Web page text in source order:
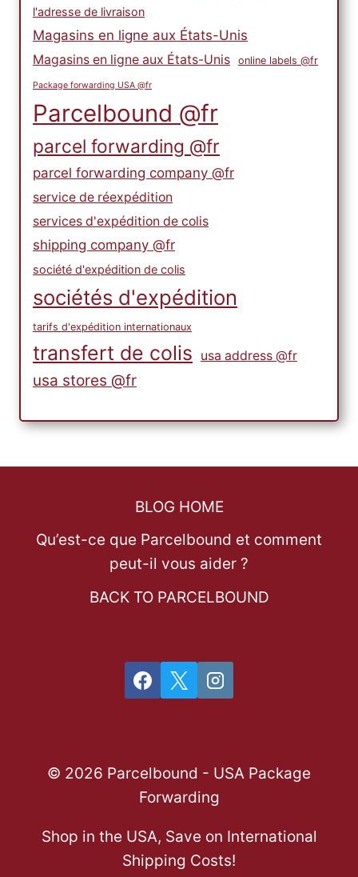
l'adresse de livraison
Magasins en ligne aux États-Unis
Magasins en ligne aux États-Unis online labels @fr
Package forwarding USA @fr
Parcelbound @fr
parcel forwarding @fr
parcel forwarding company @fr
service de réexpédition
services d'expédition de colis
shipping company @fr
société d'expédition de colis
sociétés d'expédition
tarifs d'expédition internationaux
transfert de colis usa address @fr
usa stores @fr
BLOG HOME
Qu’est-ce que Parcelbound et comment
peut-il vous aider ?
BACK TO PARCELBOUND
© 2026 Parcelbound - USA Package
Forwarding
Shop in the USA, Save on International
Shipping Costs!